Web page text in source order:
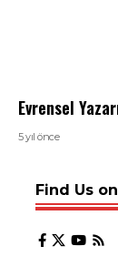
Evrensel
5 yıl önce
Find Us